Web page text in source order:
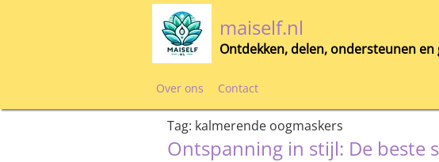
maiself.nl
Ontdekken, delen, ondersteunen en
Over ons Contact
Tag: kalmerende oogmaskers
Ontspanning in stijl: De beste